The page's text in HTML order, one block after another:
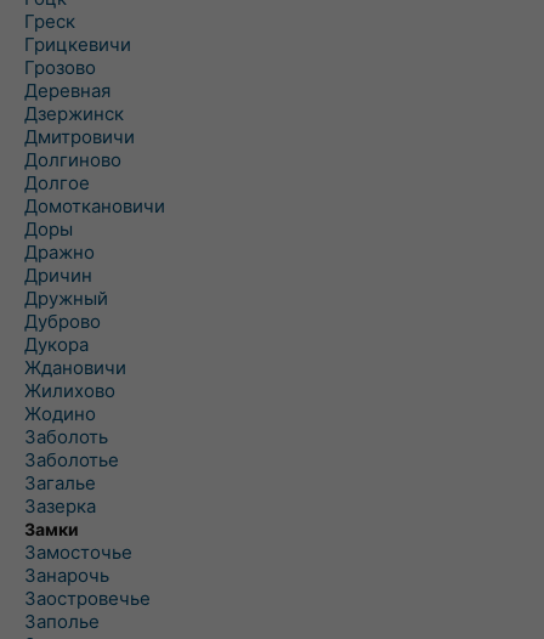
Греск
Грицкевичи
Грозово
Деревная
Дзержинск
Дмитровичи
Долгиново
Долгое
Домоткановичи
Доры
Дражно
Дричин
Дружный
Дуброво
Дукора
Ждановичи
Жилихово
Жодино
Заболоть
Заболотье
Загалье
Зазерка
Замки
Замосточье
Занарочь
Заостровечье
Заполье